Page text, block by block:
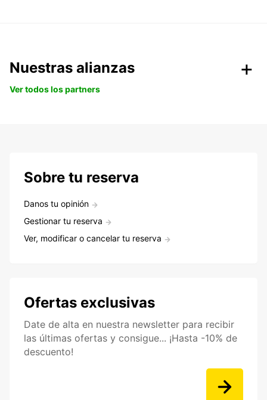
Nuestras alianzas
Ver todos los partners
Sobre tu reserva
Danos tu opinión
Gestionar tu reserva
Ver, modificar o cancelar tu reserva
Ofertas exclusivas
Date de alta en nuestra newsletter para recibir
las últimas ofertas y consigue... ¡Hasta -10% de
descuento!